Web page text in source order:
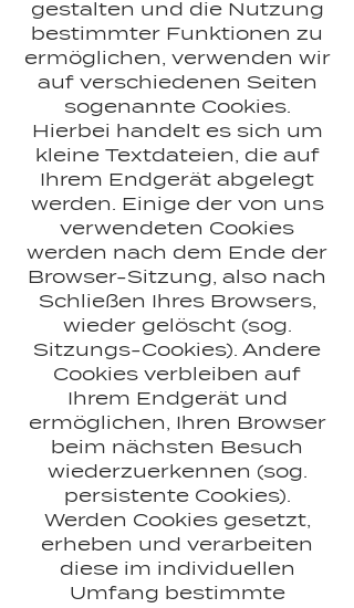
gestalten und die Nutzung
bestimmter Funktionen zu
ermöglichen, verwenden wir
auf verschiedenen Seiten
sogenannte Cookies.
Hierbei handelt es sich um
kleine Textdateien, die auf
Ihrem Endgerät abgelegt
werden. Einige der von uns
verwendeten Cookies
werden nach dem Ende der
Browser-Sitzung, also nach
Schließen Ihres Browsers,
wieder gelöscht (sog.
Sitzungs-Cookies). Andere
Cookies verbleiben auf
Ihrem Endgerät und
ermöglichen, Ihren Browser
beim nächsten Besuch
wiederzuerkennen (sog.
persistente Cookies).
Werden Cookies gesetzt,
erheben und verarbeiten
diese im individuellen
Umfang bestimmte